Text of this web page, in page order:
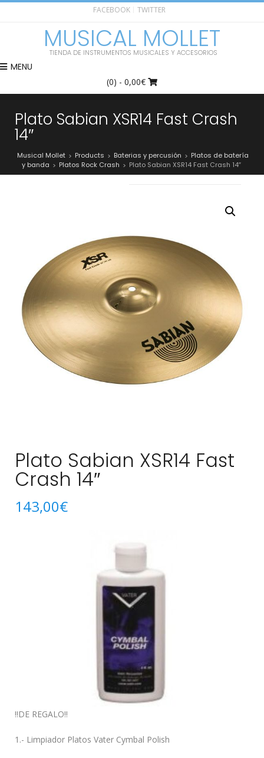
FACEBOOK TWITTER
MUSICAL MOLLET
TIENDA DE INSTRUMENTOS MUSICALES Y ACCESORIOS
MENU
(0) - 0,00€
Plato Sabian XSR14 Fast Crash
14″
Musical Mollet > Products > Baterias y percusión > Platos de batería
y banda > Platos Rock Crash > Plato Sabian XSR14 Fast Crash 14″
Plato Sabian XSR14 Fast
Crash 14″
143,00€
!!DE REGALO!!
1.- Limpiador Platos Vater Cymbal Polish